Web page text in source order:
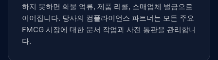
하지 못하면 화물 억류, 제품 리콜, 소매업체 벌금으로
이어집니다. 당사의 컴플라이언스 파트너는 모든 주요
FMCG 시장에 대한 문서 작업과 사전 통관을 관리합니
다.